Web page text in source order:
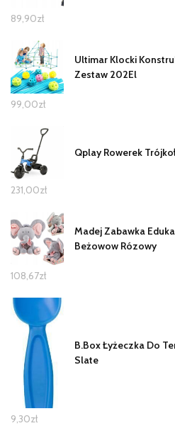
89,90zł
Ultimar Klocki
Zestaw 202El
99,00zł
Qplay Rowerek
231,00zł
Madej Zabawka
Beżowow Rózowy
108,67zł
B.Box Łyżeczka Do
Slate
9,30zł